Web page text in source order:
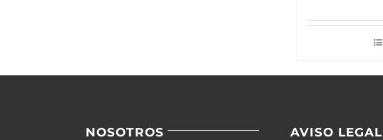
NOSOTROS AVISO LEGAL